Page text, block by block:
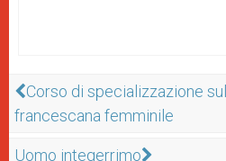
Corso di specializzazione
francescana femminile
Uomo integerrimo